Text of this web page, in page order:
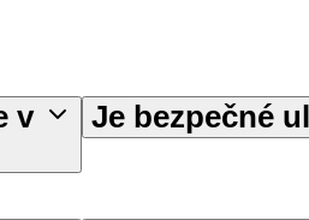
v
Je bezpečné